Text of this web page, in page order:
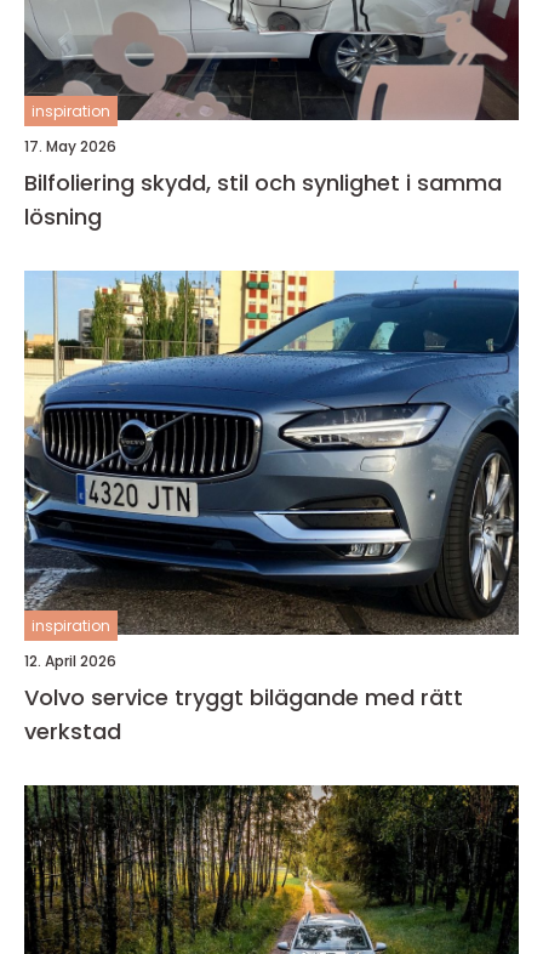
inspiration
17. May 2026
Bilfoliering skydd, stil och synlighet i samma
lösning
inspiration
12. April 2026
Volvo service tryggt bilägande med rätt
verkstad